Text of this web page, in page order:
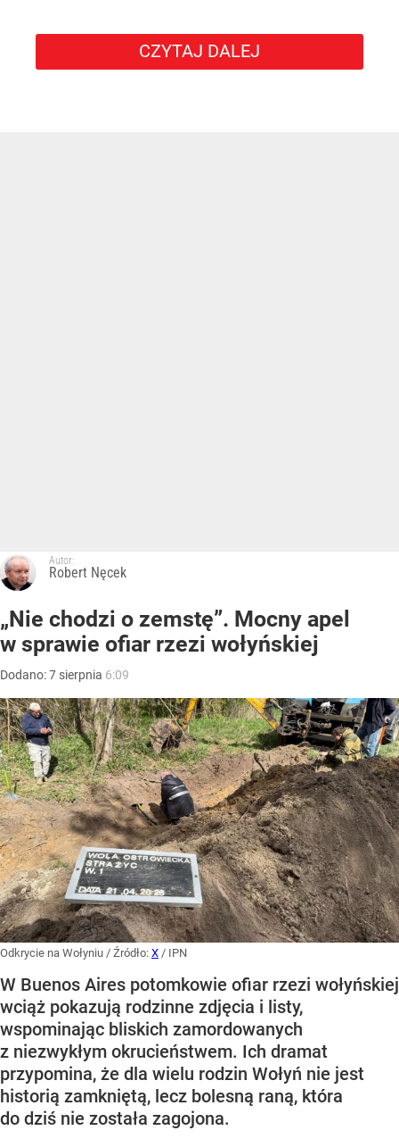
CZYTAJ DALEJ
Autor:
Robert Nęcek
„Nie chodzi o zemstę”. Mocny apel
w sprawie ofiar rzezi wołyńskiej
Dodano:7 sierpnia 6:09
Odkrycie na Wołyniu / Źródło: X / IPN
W Buenos Aires potomkowie ofiar rzezi wołyńskiej
wciąż pokazują rodzinne zdjęcia i listy,
wspominając bliskich zamordowanych
z niezwykłym okrucieństwem. Ich dramat
przypomina, że dla wielu rodzin Wołyń nie jest
historią zamkniętą, lecz bolesną raną, która
do dziś nie została zagojona.